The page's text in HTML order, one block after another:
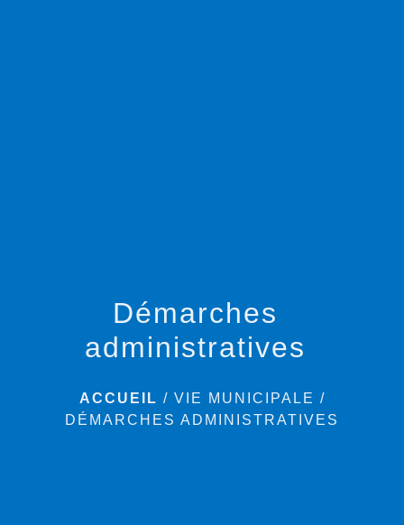
Démarches
administratives
ACCUEIL / VIE MUNICIPALE /
DÉMARCHES ADMINISTRATIVES